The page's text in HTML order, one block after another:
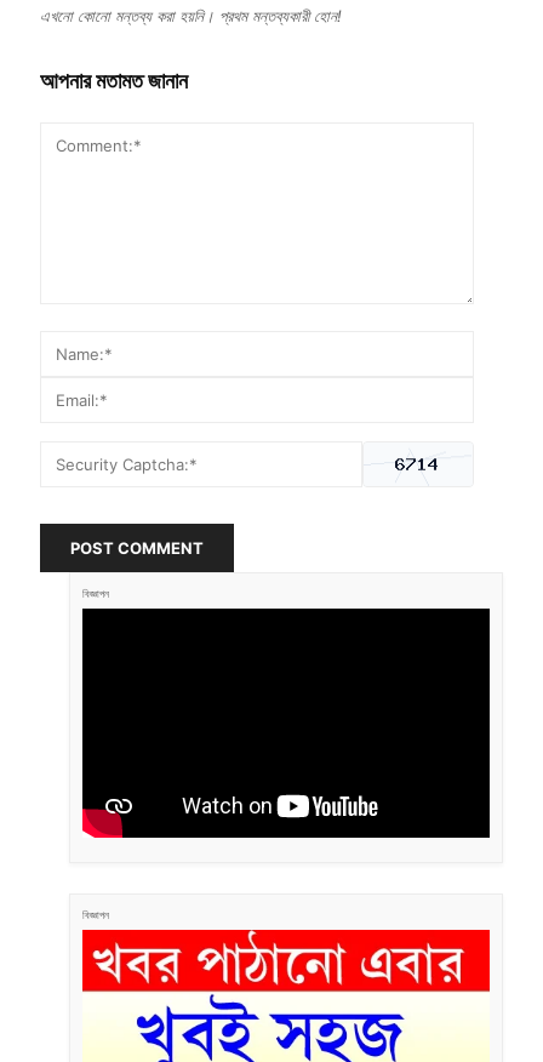
এখনো কোনো মন্তব্য করা হয়নি। প্রথম মন্তব্যকারী হোন!
আপনার মতামত জানান
POST COMMENT
বিজ্ঞাপন
বিজ্ঞাপন